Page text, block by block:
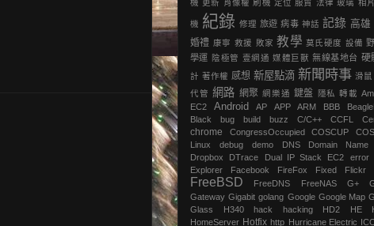
機 更新 肖像權 刷機 定位 服貿 法律 玻璃 相
機 紀錄 修理 旅遊 病毒 神話 記錄 高雄
婚禮 康寧 救援 敗家 教學 莫氏硬度 設備
學運 陰極管 壹網通 媒體巨獸 無線基地台 硬
計 著作權 感想 新屋點滴 新聞時事 滑鼠
代管 網路 網聚 網樂通 鍵盤 隱私 轉載
EC2
Android AP APP ARM BBB
Black
bug build buzz C/C++ CCFL
chrome ‎CongressOccupied COSCUP
Linux
debug demo DNS
Domain Name
Dropbox
DTrace Dual IP Stack EC2
error
Explorer
Facebook FireFox Fixed Flickr
FreeBSD FreeDNS FreeNAS G+
Gateway Gigabit golang Google Google Map
Glass
H340 hack hacking HD2 HE
HomeServer Hotfix http Hurricane Electric